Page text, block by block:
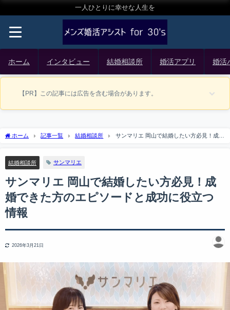
一人ひとりに幸せな人生を
ホーム インタビュー 結婚相談所 婚活アプリ 婚活
【PR】この記事には広告を含む場合があります。
ホーム 記事一覧 結婚相談所
サンマリエ 岡山で結婚したい方必見！成婚
結婚相談所 サンマリエ
サンマリエ 岡山で結婚したい方必見！成
婚できた方のエピソードと成功に役立つ
情報
2026年3月21日